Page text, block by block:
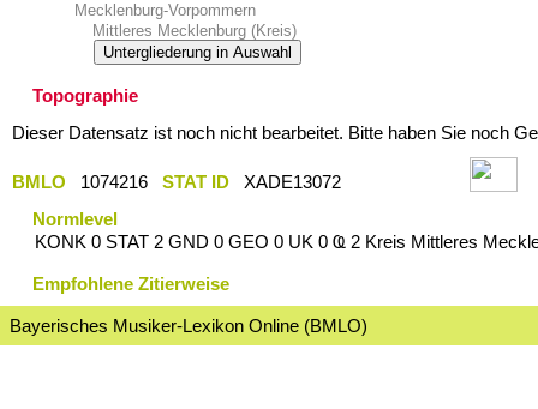
Mecklenburg-Vorpommern
Mittleres Mecklenburg (Kreis)
Untergliederung in Auswahl
Topographie
Dieser Datensatz ist noch nicht bearbeitet. Bitte haben Sie noch
BMLO 1074216 STAT ID
XADE13072
Normlevel
KONK 0 STAT 2 GND 0 GEO 0 UK 0 Ҩ 2 Kreis Mittleres
Empfohlene Zitierweise
Bayerisches Musiker-Lexikon Online (BMLO)